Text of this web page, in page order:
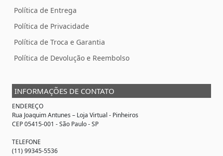
Política de Entrega
Política de Privacidade
Política de Troca e Garantia
Política de Devolução e Reembolso
INFORMAÇÕES DE CONTATO
ENDEREÇO
Rua Joaquim Antunes – Loja Virtual - Pinheiros
CEP 05415-001 - São Paulo - SP
TELEFONE
(11) 99345-5536